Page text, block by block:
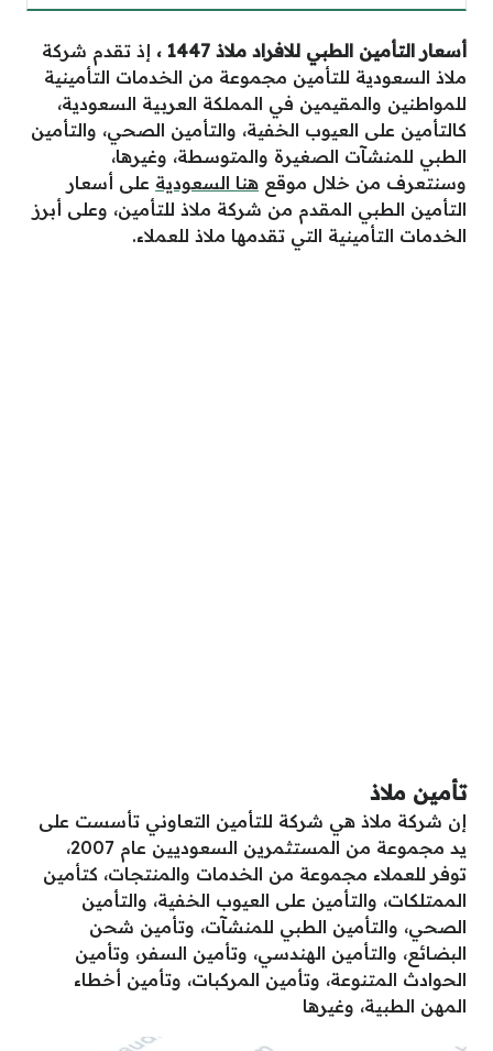
أسعار التأمين الطبي للافراد ملاذ 1447 ،
إذ تقدم شركة
ملاذ السعودية للتأمين مجموعة من الخدمات التأمينية
للمواطنين والمقيمين في المملكة العربية السعودية،
كالتأمين على العيوب الخفية، والتأمين الصحي، والتأمين
الطبي للمنشآت الصغيرة والمتوسطة، وغيرها،
وسنتعرف من خلال موقع هنا السعودية على أسعار
التأمين الطبي المقدم من شركة ملاذ للتأمين، وعلى أبرز
الخدمات التأمينية التي تقدمها ملاذ للعملاء.
تأمين ملاذ
إن شركة ملاذ هي شركة للتأمين التعاوني تأسست على
يد مجموعة من المستثمرين السعوديين عام 2007،
توفر للعملاء مجموعة من الخدمات والمنتجات، كتأمين
الممتلكات، والتأمين على العيوب الخفية، والتأمين
الصحي، والتأمين الطبي للمنشآت، وتأمين شحن
البضائع، والتأمين الهندسي، وتأمين السفر، وتأمين
الحوادث المتنوعة، وتأمين المركبات، وتأمين أخطاء
المهن الطبية، وغيرها